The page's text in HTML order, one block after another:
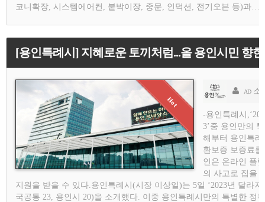
코니확장, 시스템에어컨, 붙박이장, 중문, 인덕션, 전기오븐 등)과…
[용인특례시] 지혜로운 토끼처럼...올 용인시민 향
AD 소
-용인특례시
3’중 용인만의
해부터 용인특
환보증 보증료
인은 온라인 플
의 사고로 집을
지원을 받을 수 있다.용인특례시(시장 이상일)는 5일 ‘2023년 달라
국공통 23, 용인시 20)을 소개했다. 이중 용인특례시만의 특별한 정